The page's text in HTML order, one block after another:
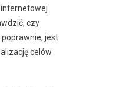
czy
poprawnie, jest
celów